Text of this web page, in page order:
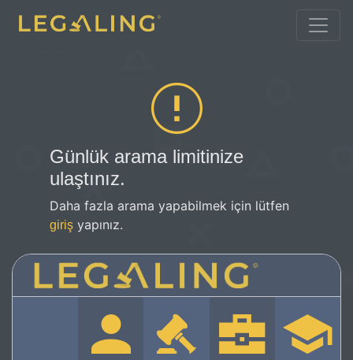
Günlük arama limitinize
ulaştınız.
Daha fazla arama yapabilmek için lütfen
giriş yapınız.